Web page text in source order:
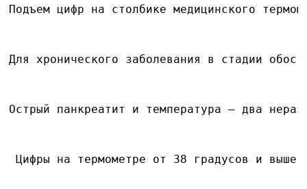
Подъем цифр на столбике медицинского
Для хронического заболевания в стадии
Острый панкреатит и температура — два
Цифры на термометре от 38 градусов и выше